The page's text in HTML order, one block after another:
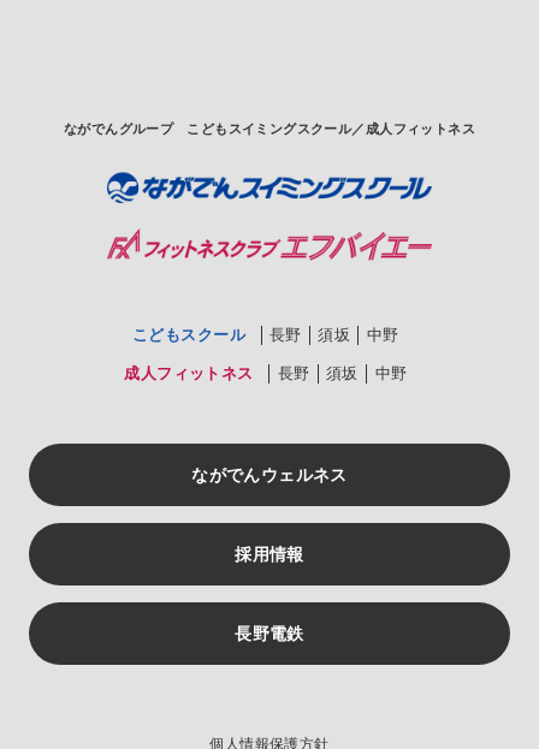
ながでんグループ こどもスイミングスクール／成人フィットネス
こどもスクール 長野 須坂 中野
成人フィットネス 長野 須坂 中野
ながでんウェルネス
採用情報
長野電鉄
個人情報保護方針